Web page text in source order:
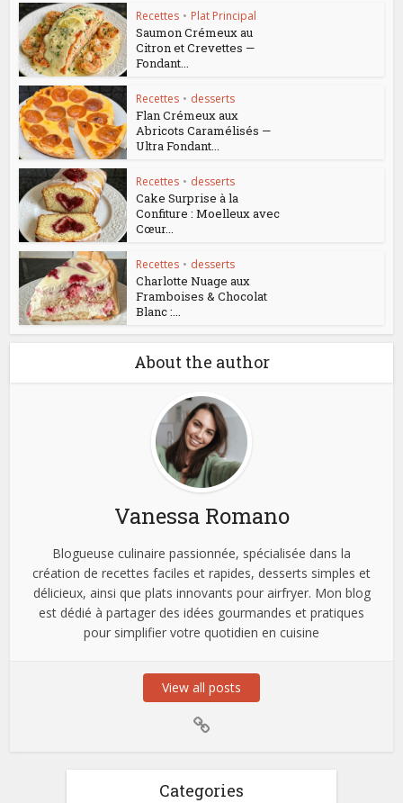
Recettes • Plat Principal
Saumon Crémeux au
Citron et Crevettes —
Fondant...
Recettes • desserts
Flan Crémeux aux
Abricots Caramélisés —
Ultra Fondant...
Recettes • desserts
Cake Surprise à la
Confiture : Moelleux avec
Cœur...
Recettes • desserts
Charlotte Nuage aux
Framboises & Chocolat
Blanc :...
About the author
Vanessa Romano
Blogueuse culinaire passionnée, spécialisée dans la
création de recettes faciles et rapides, desserts simples et
délicieux, ainsi que plats innovants pour airfryer. Mon blog
est dédié à partager des idées gourmandes et pratiques
pour simplifier votre quotidien en cuisine
View all posts
Categories